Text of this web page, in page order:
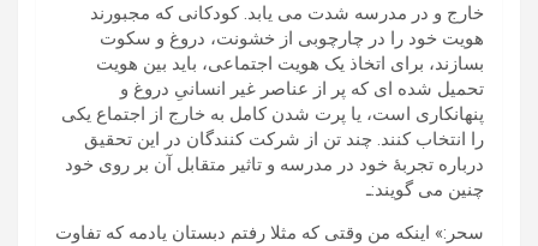
خارج و در مدرسه شدت می یابد. کودکانی که مجبورند
هویت خود را در چارچوبی از خشونت، دروغ و سکوت
بسازند، برای اتخاذ یک هویت اجتماعی، باید بین هویت
تحمیل شده ای که پر از عناصر غیر انسانیِ دروغ و
پنهانکاری است، یا پرت شدن کامل به خارج از اجتماع یکی
را انتخاب کنند. چند تن از شرکت کنندگان در این تحقیق
درباره تجربۀ خود در مدرسه و تاثیر متقابل آن بر روی خود
چنین می گویند:ـ
سحر:» اینکه من وقتی که مثلا رفتم دبستان یادمه که تفاوت